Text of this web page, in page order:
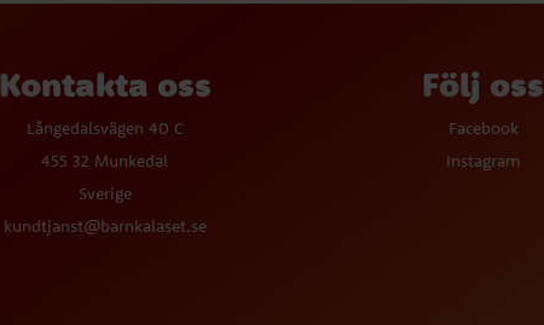
Kontakta oss
Långedalsvägen 40 C
455 32 Munkedal
Sverige
kundtjanst@barnkalaset.se
Följ oss
Facebook
Instagram